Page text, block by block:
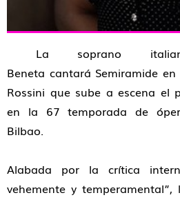
La soprano
Beneta cantará Semiramide en
Rossini que sube a escena el
en la 67 temporada de
Bilbao.
Alabada por la crítica
vehemente y temperamental”,